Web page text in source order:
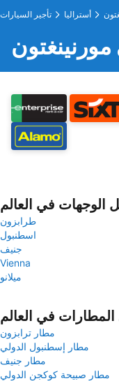
تأجير السيارات أستراليا
الوجهات في العالم
طرابزون
اسطنبول
جنيف
Vienna
ميلانو
في العالم
مطار ترابزون
مطار إسطنبول الدولي
مطار جنيف
مطار صبيحة كوكجن الدولي